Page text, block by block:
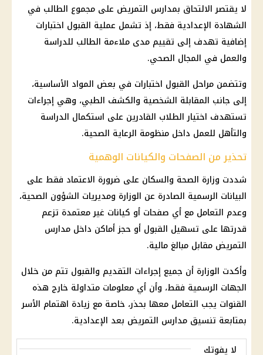
لا يقتصر الالتحاق بمدارس التمريض على مجموع الطالب في
الشهادة الإعدادية فقط، إذ تشمل عملية القبول اختبارات
إضافية تهدف إلى تقييم مدى ملاءمة الطالب للدراسة
والعمل في المجال الصحي.
وتتضمن مراحل القبول اختبارات في بعض المواد الأساسية،
إلى جانب المقابلة الشخصية والكشف الطبي، وهي إجراءات
تستهدف اختيار الطلاب القادرين على استكمال الدراسة
والتأهل للعمل داخل منظومة الرعاية الصحية.
تحذير من الصفحات والكيانات الوهمية
شددت وزارة الصحة والسكان على ضرورة الاعتماد فقط على
البيانات الرسمية الصادرة عن الوزارة ومديريات الشؤون الصحية،
وعدم التعامل مع أي صفحات أو كيانات غير معتمدة تزعم
قدرتها على تسهيل القبول أو حجز أماكن داخل مدارس
التمريض مقابل مبالغ مالية.
وأكدت الوزارة أن جميع إجراءات التقديم والقبول تتم من خلال
الجهات الرسمية فقط، وأن أي معلومات متداولة خارج هذه
القنوات يجب التعامل معها بحذر، خاصة مع زيادة اهتمام الأسر
بمتابعة تنسيق مدارس التمريض بعد الإعدادية.
لا يفوتك